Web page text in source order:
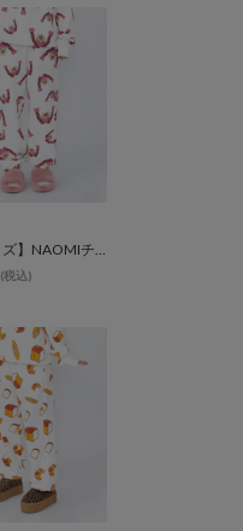
【新サイズ】NAOMIチャン総柄スウェットパンツ
(税込)